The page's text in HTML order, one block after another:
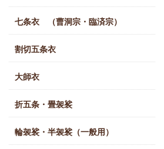
七条衣 （曹洞宗・臨済宗）
割切五条衣
大師衣
折五条・畳袈裟
輪袈裟・半袈裟（一般用）